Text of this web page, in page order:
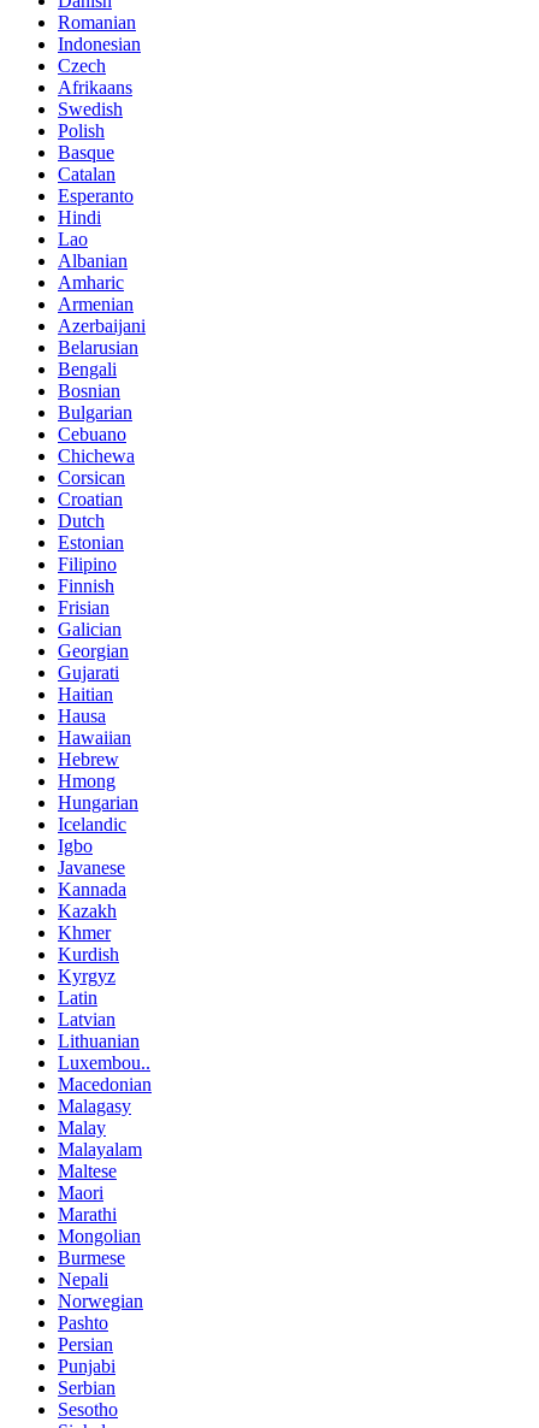
Romanian
Indonesian
Czech
Afrikaans
Swedish
Polish
Basque
Catalan
Esperanto
Hindi
Lao
Albanian
Amharic
Armenian
Azerbaijani
Belarusian
Bengali
Bosnian
Bulgarian
Cebuano
Chichewa
Corsican
Croatian
Dutch
Estonian
Filipino
Finnish
Frisian
Galician
Georgian
Gujarati
Haitian
Hausa
Hawaiian
Hebrew
Hmong
Hungarian
Icelandic
Igbo
Javanese
Kannada
Kazakh
Khmer
Kurdish
Kyrgyz
Latin
Latvian
Lithuanian
Luxembou..
Macedonian
Malagasy
Malay
Malayalam
Maltese
Maori
Marathi
Mongolian
Burmese
Nepali
Norwegian
Pashto
Persian
Punjabi
Serbian
Sesotho